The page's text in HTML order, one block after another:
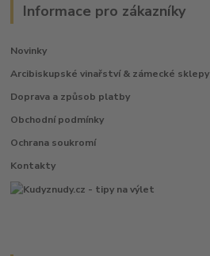
Informace pro zákazníky
Novinky
Arcibiskupské vinařství & zámecké sklepy
Doprava a způsob platby
Obchodní podmínky
Ochrana soukromí
Kontakty